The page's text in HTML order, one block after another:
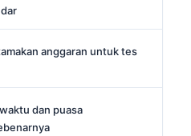
anggaran untuk tes
dan puasa